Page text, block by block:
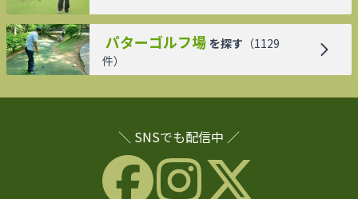
パターゴルフ場 を探す （1129
件）
＼ SNSでも配信中 ／